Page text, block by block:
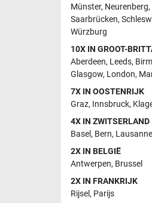
Münster, Neurenberg,
Saarbrücken,
Würzburg
10X IN GROOT-
Aberdeen, Leeds,
Glasgow, London,
7X IN OOSTENRIJK
Graz, Innsbruck,
4X IN ZWITSERLAND
Basel, Bern, Lausanne
2X IN BELGIË
Antwerpen, Brussel
2X IN FRANKRIJK
Rijsel, Parijs